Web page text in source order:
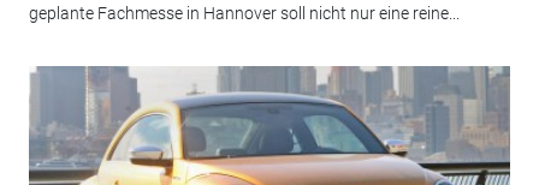
geplante Fachmesse in Hannover soll nicht nur eine reine...